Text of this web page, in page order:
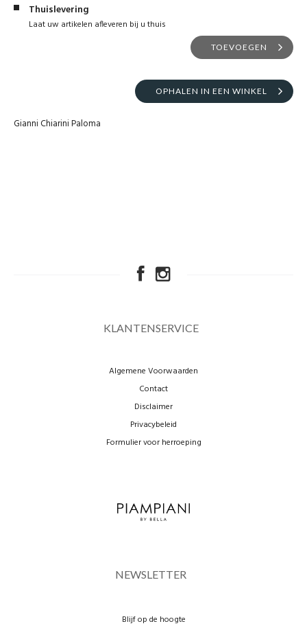
Thuislevering
Laat uw artikelen afleveren bij u thuis
TOEVOEGEN
OPHALEN IN EEN WINKEL
Gianni Chiarini Paloma
KLANTENSERVICE
Algemene Voorwaarden
Contact
Disclaimer
Privacybeleid
Formulier voor herroeping
NEWSLETTER
Blijf op de hoogte